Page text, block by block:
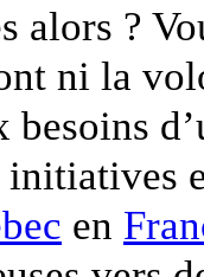
alors ?
ni la
besoins
initiatives
en